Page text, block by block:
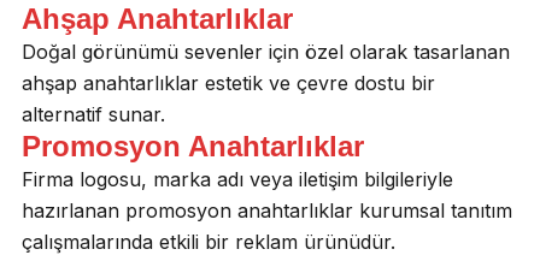
Ahşap Anahtarlıklar
Doğal görünümü sevenler için özel olarak tasarlanan
ahşap anahtarlıklar estetik ve çevre dostu bir
alternatif sunar.
Promosyon Anahtarlıklar
Firma logosu, marka adı veya iletişim bilgileriyle
hazırlanan promosyon anahtarlıklar kurumsal tanıtım
çalışmalarında etkili bir reklam ürünüdür.